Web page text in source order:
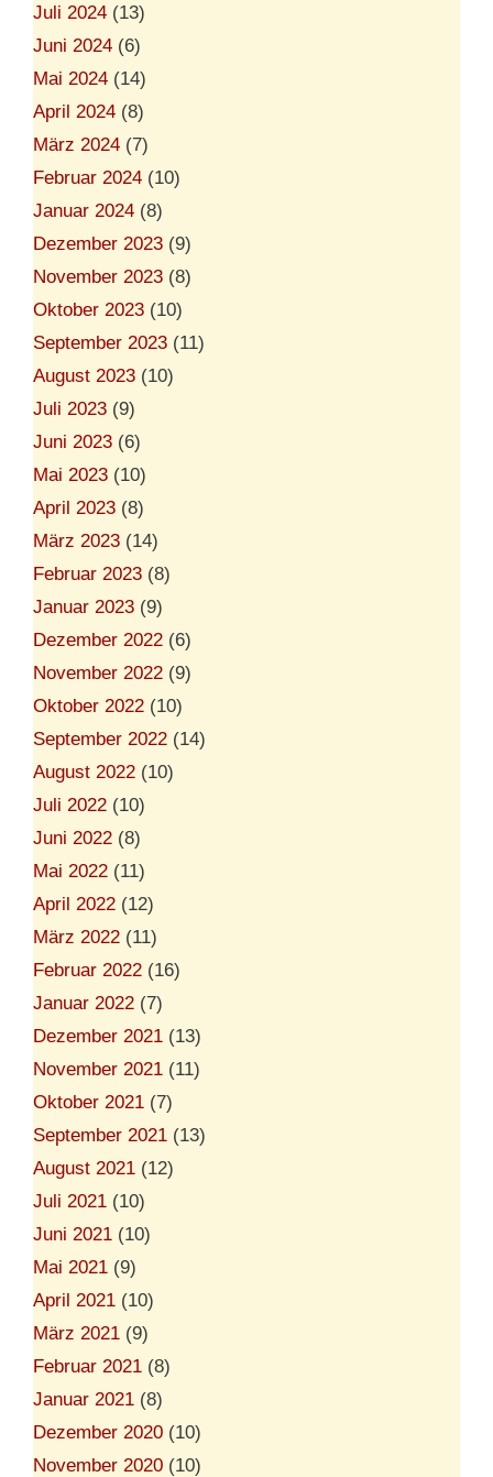
Juli 2024 (13)
Juni 2024 (6)
Mai 2024 (14)
April 2024 (8)
März 2024 (7)
Februar 2024 (10)
Januar 2024 (8)
Dezember 2023 (9)
November 2023 (8)
Oktober 2023 (10)
September 2023 (11)
August 2023 (10)
Juli 2023 (9)
Juni 2023 (6)
Mai 2023 (10)
April 2023 (8)
März 2023 (14)
Februar 2023 (8)
Januar 2023 (9)
Dezember 2022 (6)
November 2022 (9)
Oktober 2022 (10)
September 2022 (14)
August 2022 (10)
Juli 2022 (10)
Juni 2022 (8)
Mai 2022 (11)
April 2022 (12)
März 2022 (11)
Februar 2022 (16)
Januar 2022 (7)
Dezember 2021 (13)
November 2021 (11)
Oktober 2021 (7)
September 2021 (13)
August 2021 (12)
Juli 2021 (10)
Juni 2021 (10)
Mai 2021 (9)
April 2021 (10)
März 2021 (9)
Februar 2021 (8)
Januar 2021 (8)
Dezember 2020 (10)
November 2020 (10)